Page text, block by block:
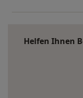
Helfen Ihnen